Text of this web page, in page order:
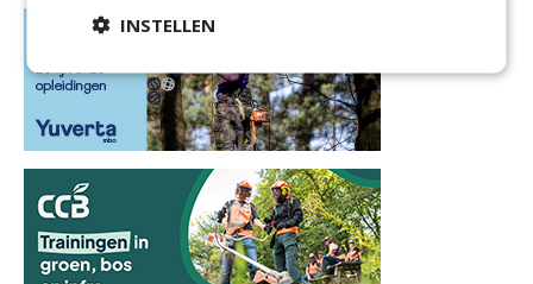
INSTELLEN